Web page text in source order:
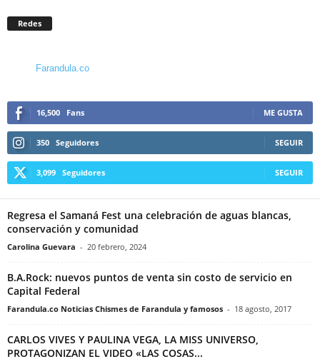
Redes
Farandula.co
16,500 Fans ME GUSTA
350 Seguidores SEGUIR
3,099 Seguidores SEGUIR
Regresa el Samaná Fest una celebración de aguas blancas,
conservación y comunidad
Carolina Guevara - 20 febrero, 2024
B.A.Rock: nuevos puntos de venta sin costo de servicio en
Capital Federal
Farandula.co Noticias Chismes de Farandula y famosos - 18 agosto, 2017
CARLOS VIVES Y PAULINA VEGA, LA MISS UNIVERSO,
PROTAGONIZAN EL VIDEO «LAS COSAS...